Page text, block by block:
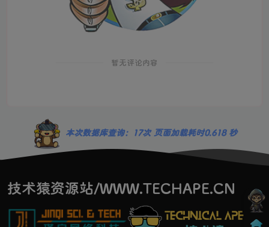
暂无评论内容
本次数据库查询：17次 页面加载耗时0.618 秒
技术猿资源站/WWW.TECHAPE.CN